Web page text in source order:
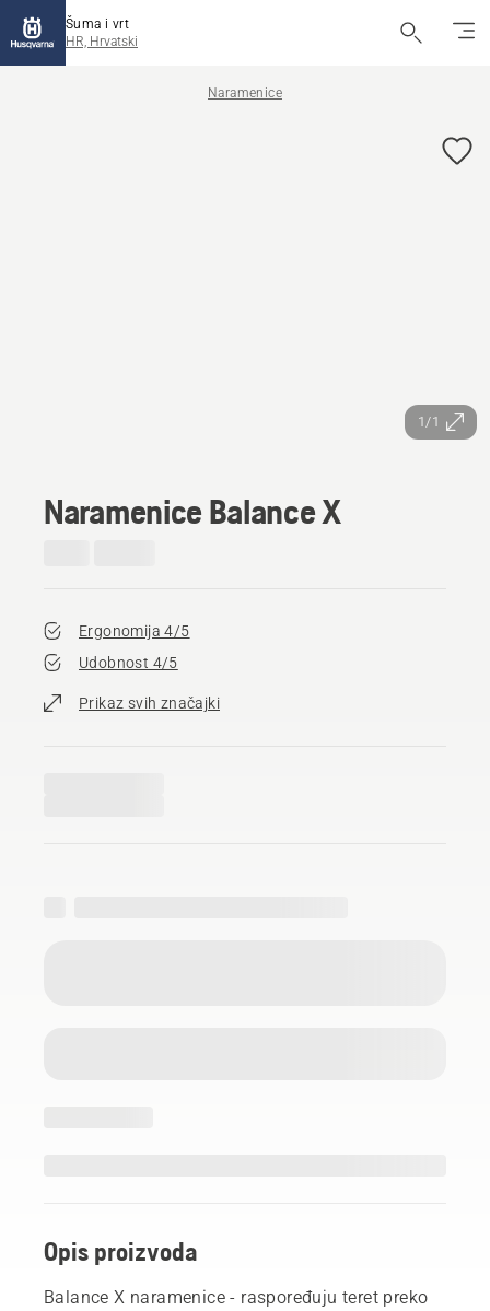
Šuma i vrt
HR, Hrvatski
Naramenice
1/1
Naramenice Balance X
Ergonomija 4/5
Udobnost 4/5
Prikaz svih značajki
Opis proizvoda
Balance X naramenice - raspoređuju teret preko